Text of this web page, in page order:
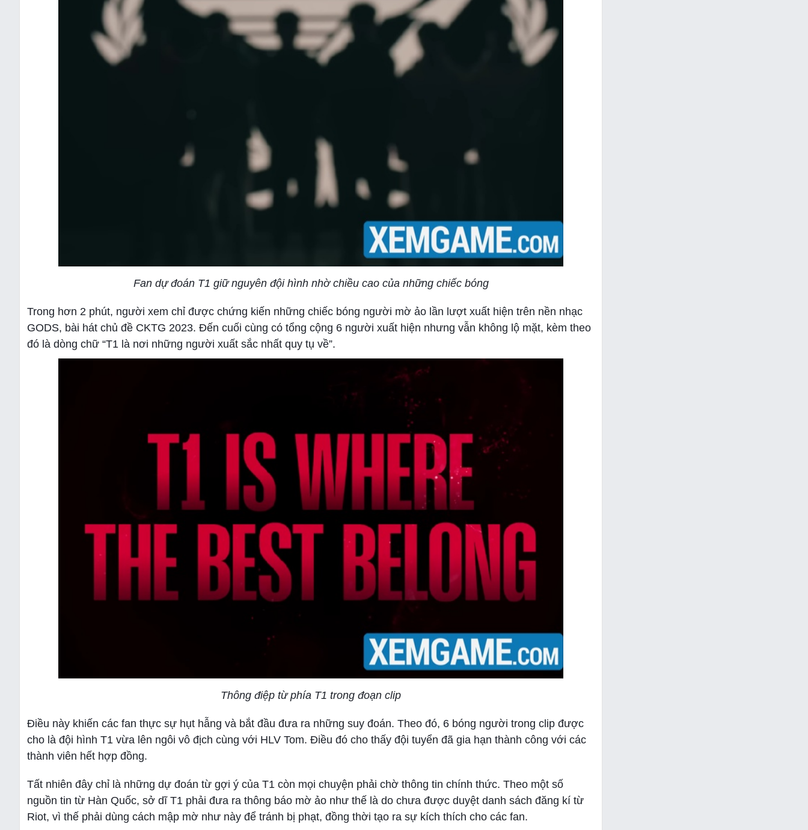
Fan dự đoán T1 giữ nguyên đội hình nhờ chiều cao của những chiếc bóng
Trong hơn 2 phút, người xem chỉ được chứng kiến những chiếc bóng người mờ ảo lần lượt xuất hiện trên nền nhạc
GODS, bài hát chủ đề CKTG 2023. Đến cuối cùng có tổng cộng 6 người xuất hiện nhưng vẫn không lộ mặt, kèm theo
đó là dòng chữ “T1 là nơi những người xuất sắc nhất quy tụ về”.
Thông điệp từ phía T1 trong đoạn clip
Điều này khiến các fan thực sự hụt hẫng và bắt đầu đưa ra những suy đoán. Theo đó, 6 bóng người trong clip được
cho là đội hình T1 vừa lên ngôi vô địch cùng với HLV Tom. Điều đó cho thấy đội tuyển đã gia hạn thành công với các
thành viên hết hợp đồng.
Tất nhiên đây chỉ là những dự đoán từ gợi ý của T1 còn mọi chuyện phải chờ thông tin chính thức. Theo một số
nguồn tin từ Hàn Quốc, sở dĩ T1 phải đưa ra thông báo mờ ảo như thế là do chưa được duyệt danh sách đăng kí từ
Riot, vì thế phải dùng cách mập mờ như này để tránh bị phạt, đồng thời tạo ra sự kích thích cho các fan.